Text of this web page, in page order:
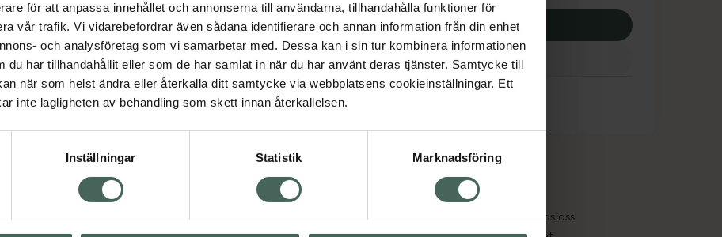
för att anpassa innehållet och annonserna till användarna, tillhandahålla funktioner för
vår trafik. Vi vidarebefordrar även sådana identifierare och annan information från din enhet
och analysföretag som vi samarbetar med. Dessa kan i sin tur kombinera informationen
du har tillhandahållit eller som de har samlat in när du har använt deras tjänster. Samtycke till
när som helst ändra eller återkalla ditt samtycke via webbplatsens cookieinställningar. Ett
inte lagligheten av behandling som skett innan återkallelsen.
Inställningar Statistik Marknadsföring
Köp via ditt recept
Aktuella erbjudanden
Skåne i syd
just dig
Om recept och läkemedel
Jobba hos oss